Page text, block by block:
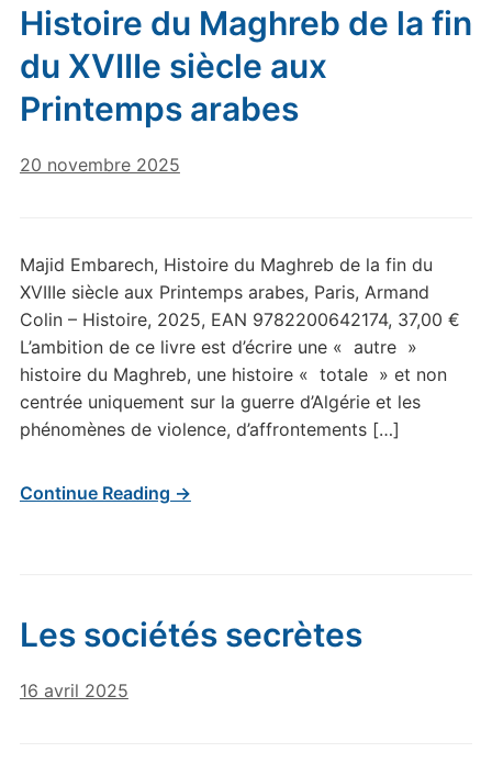
Histoire du Maghreb de la fin
du XVIIIe siècle aux
Printemps arabes
20 novembre 2025
Majid Embarech, Histoire du Maghreb de la fin du
XVIIIe siècle aux Printemps arabes, Paris, Armand
Colin – Histoire, 2025, EAN 9782200642174, 37,00 €
L’ambition de ce livre est d’écrire une « autre »
histoire du Maghreb, une histoire « totale » et non
centrée uniquement sur la guerre d’Algérie et les
phénomènes de violence, d’affrontements […]
Continue Reading →
Les sociétés secrètes
16 avril 2025